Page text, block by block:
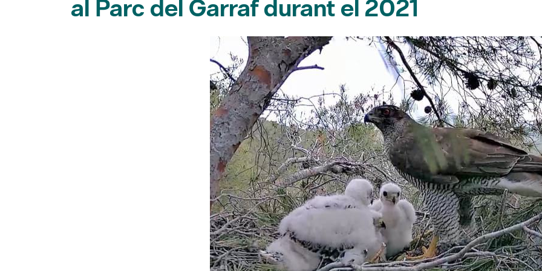
al Parc del Garraf durant el 2021